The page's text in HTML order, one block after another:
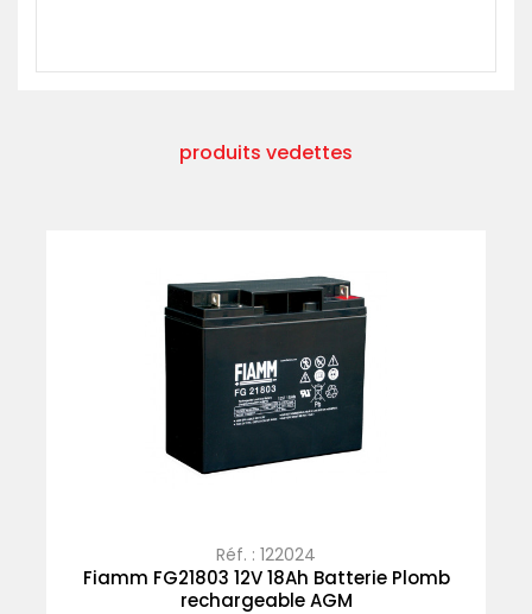
produits vedettes
Réf. : 122024
Fiamm FG21803 12V 18Ah Batterie Plomb
rechargeable AGM